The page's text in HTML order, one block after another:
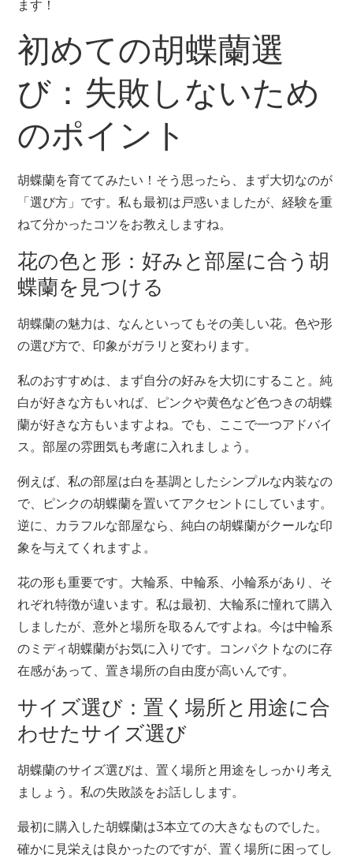
ます！
初めての胡蝶蘭選
び：失敗しないため
のポイント
胡蝶蘭を育ててみたい！そう思ったら、まず大切なのが
「選び方」です。私も最初は戸惑いましたが、経験を重
ねて分かったコツをお教えしますね。
花の色と形：好みと部屋に合う胡
蝶蘭を見つける
胡蝶蘭の魅力は、なんといってもその美しい花。色や形
の選び方で、印象がガラリと変わります。
私のおすすめは、まず自分の好みを大切にすること。純
白が好きな方もいれば、ピンクや黄色など色つきの胡蝶
蘭が好きな方もいますよね。でも、ここで一つアドバイ
ス。部屋の雰囲気も考慮に入れましょう。
例えば、私の部屋は白を基調としたシンプルな内装なの
で、ピンクの胡蝶蘭を置いてアクセントにしています。
逆に、カラフルな部屋なら、純白の胡蝶蘭がクールな印
象を与えてくれますよ。
花の形も重要です。大輪系、中輪系、小輪系があり、そ
れぞれ特徴が違います。私は最初、大輪系に憧れて購入
しましたが、意外と場所を取るんですよね。今は中輪系
のミディ胡蝶蘭がお気に入りです。コンパクトなのに存
在感があって、置き場所の自由度が高いんです。
サイズ選び：置く場所と用途に合
わせたサイズ選び
胡蝶蘭のサイズ選びは、置く場所と用途をしっかり考え
ましょう。私の失敗談をお話しします。
最初に購入した胡蝶蘭は3本立ての大きなものでした。
確かに見栄えは良かったのですが、置く場所に困ってし